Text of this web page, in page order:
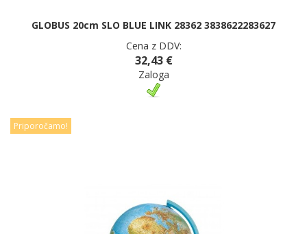
GLOBUS 20cm SLO BLUE LINK 28362 3838622283627
Cena z DDV:
32,43 €
Zaloga
Priporočamo!